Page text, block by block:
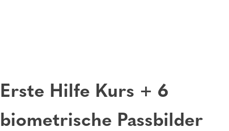
Erste Hilfe Kurs + 6
biometrische Passbilder